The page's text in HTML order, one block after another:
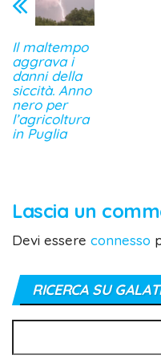
Il maltempo
aggrava i
danni della
siccità. Anno
nero per
l’agricoltura
in Puglia
Lascia un
Devi essere connesso
RICERCA SU
per: